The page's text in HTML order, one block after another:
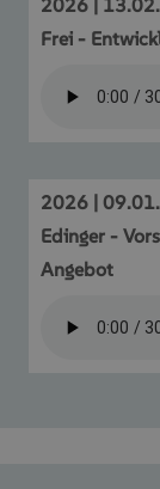
2026 |
Frei -
2026 |
Edinger -
Angebot